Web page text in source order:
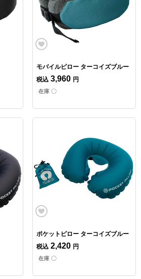
モバイルピロー ターコイズブルー
税込 3,960 円
在庫 〇
ポケットピロー ターコイズブルー
税込 2,420 円
在庫 〇